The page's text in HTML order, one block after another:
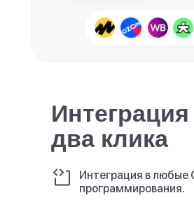
Интеграция в любые
программирования.
два клика